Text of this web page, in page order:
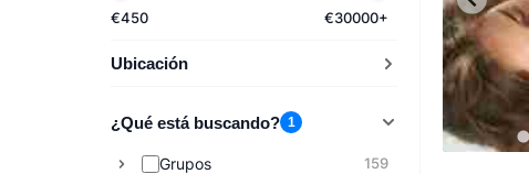
€450 €30000+
Ubicación
¿Qué está buscando? 1
Grupos 159